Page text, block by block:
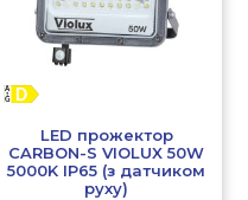
LED прожектор
CARBON-S VIOLUX 50W
5000K IP65 (з датчиком
руху)